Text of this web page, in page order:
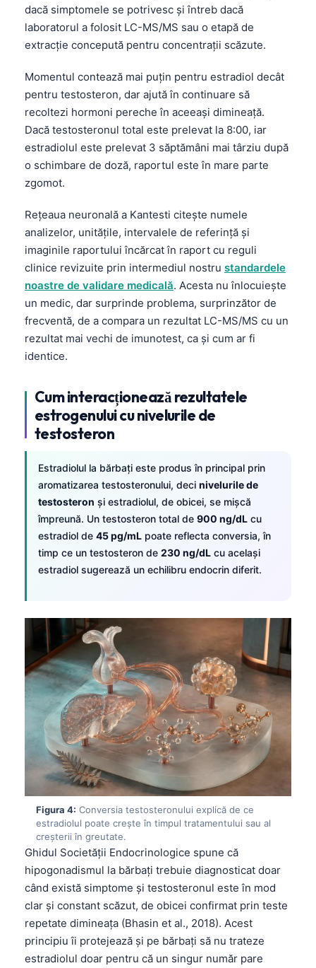
dacă simptomele se potrivesc și întreb dacă
laboratorul a folosit LC-MS/MS sau o etapă de
extracție concepută pentru concentrații scăzute.
Momentul contează mai puțin pentru estradiol decât
pentru testosteron, dar ajută în continuare să
recoltezi hormoni pereche în aceeași dimineață.
Dacă testosteronul total este prelevat la 8:00, iar
estradiolul este prelevat 3 săptămâni mai târziu după
o schimbare de doză, raportul este în mare parte
zgomot.
Rețeaua neuronală a Kantesti citește numele
analizelor, unitățile, intervalele de referință și
imaginile raportului încărcat în raport cu reguli
clinice revizuite prin intermediul nostru standardele
noastre de validare medicală. Acesta nu înlocuiește
un medic, dar surprinde problema, surprinzător de
frecventă, de a compara un rezultat LC-MS/MS cu un
rezultat mai vechi de imunotest, ca și cum ar fi
identice.
Cum interacționează rezultatele
estrogenului cu nivelurile de
testosteron
Estradiolul la bărbați este produs în principal prin
aromatizarea testosteronului, deci nivelurile de
testosteron și estradiolul, de obicei, se mișcă
împreună. Un testosteron total de 900 ng/dL cu
estradiol de 45 pg/mL poate reflecta conversia, în
timp ce un testosteron de 230 ng/dL cu același
estradiol sugerează un echilibru endocrin diferit.
Figura 4: Conversia testosteronului explică de ce
estradiolul poate crește în timpul tratamentului sau al
creșterii în greutate.
Ghidul Societății Endocrinologice spune că
hipogonadismul la bărbați trebuie diagnosticat doar
când există simptome și testosteronul este în mod
clar și constant scăzut, de obicei confirmat prin teste
repetate dimineața (Bhasin et al., 2018). Acest
principiu îi protejează și pe bărbați să nu trateze
estradiolul doar pentru că un singur număr pare